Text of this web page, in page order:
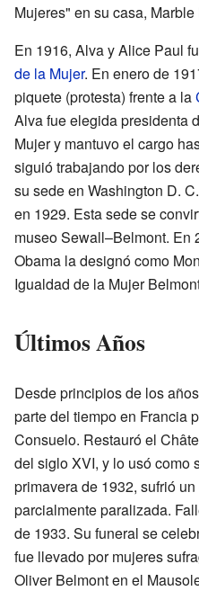
Mujeres" en su casa, Marble
En 1916, Alva y Alice Paul
de la Mujer. En enero de
piquete (protesta) frente a la
Alva fue elegida presidenta
Mujer y mantuvo el cargo
siguió trabajando por los
su sede en Washington D.
en 1929. Esta sede se
museo Sewall–Belmont. En
Obama la designó como
Igualdad de la Mujer
Últimos Años
Desde principios de los
parte del tiempo en Francia
Consuelo. Restauró el
del siglo XVI, y lo usó como
primavera de 1932, sufrió un
parcialmente paralizada.
de 1933. Su funeral se
fue llevado por mujeres
Oliver Belmont en el